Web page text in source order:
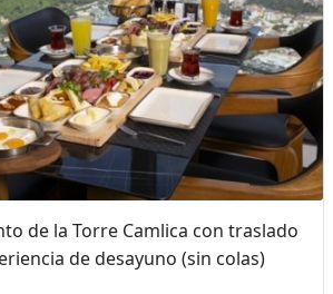
de la Torre Camlica con traslado
de desayuno (sin colas)